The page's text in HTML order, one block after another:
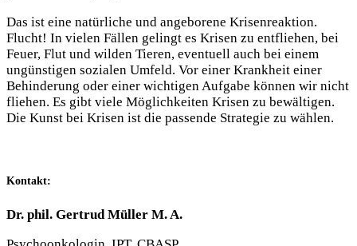
Das ist eine natürliche und angeborene Krisenreaktion.
Flucht! In vielen Fällen gelingt es Krisen zu entfliehen, bei
Feuer, Flut und wilden Tieren, eventuell auch bei einem
ungünstigen sozialen Umfeld. Vor einer Krankheit einer
Behinderung oder einer wichtigen Aufgabe können wir nicht
fliehen. Es gibt viele Möglichkeiten Krisen zu bewältigen.
Die Kunst bei Krisen ist die passende Strategie zu wählen.
Kontakt:
Dr. phil. Gertrud Müller M. A.